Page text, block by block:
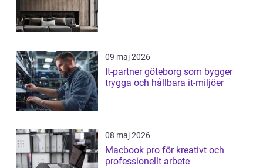
09 maj 2026
It-partner göteborg som bygger
trygga och hållbara it-miljöer
08 maj 2026
Macbook pro för kreativt och
professionellt arbete